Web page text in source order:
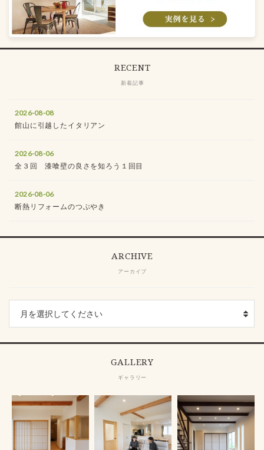
RECENT
新着記事
2026-08-08
館山に引越したイタリアン
2026-08-06
全３回 漆喰壁の良さを知ろう１回目
2026-08-06
断熱リフォームのつぶやき
ARCHIVE
アーカイブ
GALLERY
ギャラリー